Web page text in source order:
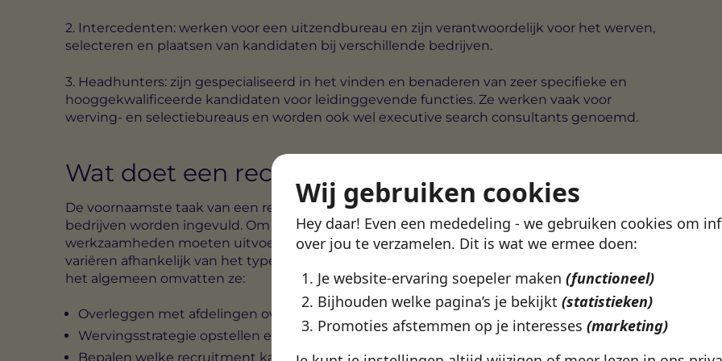
Wij gebruiken cookies
Hey daar! Even een mededeling - we gebruiken cookies om
over jou te verzamelen. Dit is wat we ermee doen:
Je website-ervaring soepeler maken (functioneel)
Bijhouden welke pagina’s je bekijkt (statistieken)
Promoties afstemmen op je interesses (marketing)
2. Intercedenten:werken voor een uitzendbureau en zijn verantwoordelijk voor het werven,
selecteren en plaatsen van kandidaten bij verschillende bedrijven.
3. Headhunters:zijn gespecialiseerd in het vinden en benaderen van zeer specifieke en
hooggekwalificeerde kandidaten voor leidinggevende functies. Ze werken vaak voor
werving- en selectiebureaus en worden ook wel executive search consultants genoemd.
Wat doet een recruiter?
De voornaamste taak van een recruiter is om ervoor te zorgen dat openstaande posities bij
bedrijven worden ingevuld. Om dit te volbrengen zal een recruiter verschillende
werkzaamheden moeten uitvoeren. De taken en werkzaamheden van een recruiter kunnen
variëren afhankelijk van het type bedrijf en de industrie waarin ze werkzaam zijn, maar over
het algemeen omvatten ze:
Overleggen met afdelingen over de openstaande positie
Wervingsstrategie opstellen en uitvoeren
Bepalen welke recruitment kanalen moeten worden ingezet